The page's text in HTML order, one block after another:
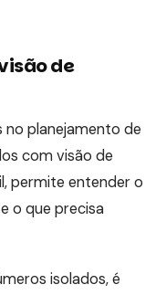
de
no planejamento de
com visão de
permite entender o
o que precisa
isolados, é